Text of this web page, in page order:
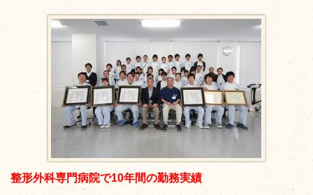
整形外科専門病院で10年間の勤務実績